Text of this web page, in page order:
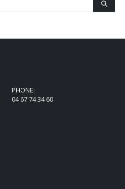
PHONE:
04 67 74 34 60